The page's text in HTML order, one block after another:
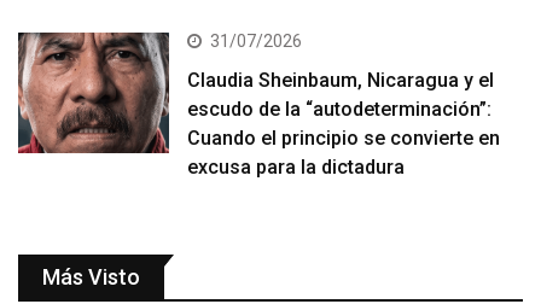
31/07/2026
Claudia Sheinbaum, Nicaragua y el
escudo de la “autodeterminación”:
Cuando el principio se convierte en
excusa para la dictadura
Más Visto